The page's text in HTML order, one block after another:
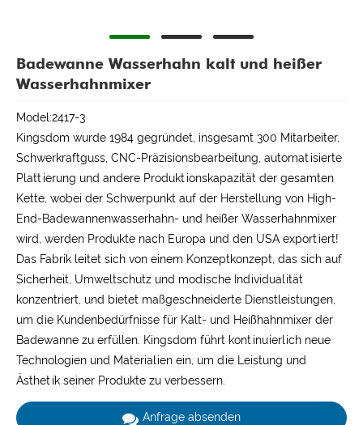
Badewanne Wasserhahn kalt und heißer
Wasserhahnmixer
Model:2417-3
Kingsdom wurde 1984 gegründet, insgesamt 300 Mitarbeiter,
Schwerkraftguss, CNC-Präzisionsbearbeitung, automatisierte
Plattierung und andere Produktionskapazität der gesamten
Kette, wobei der Schwerpunkt auf der Herstellung von High-
End-Badewannenwasserhahn- und heißer Wasserhahnmixer
wird, werden Produkte nach Europa und den USA exportiert!
Das Fabrik leitet sich von einem Konzeptkonzept, das sich auf
Sicherheit, Umweltschutz und modische Individualität
konzentriert, und bietet maßgeschneiderte Dienstleistungen,
um die Kundenbedürfnisse für Kalt- und Heißhahnmixer der
Badewanne zu erfüllen. Kingsdom führt kontinuierlich neue
Technologien und Materialien ein, um die Leistung und
Ästhetik seiner Produkte zu verbessern.
Anfrage absenden